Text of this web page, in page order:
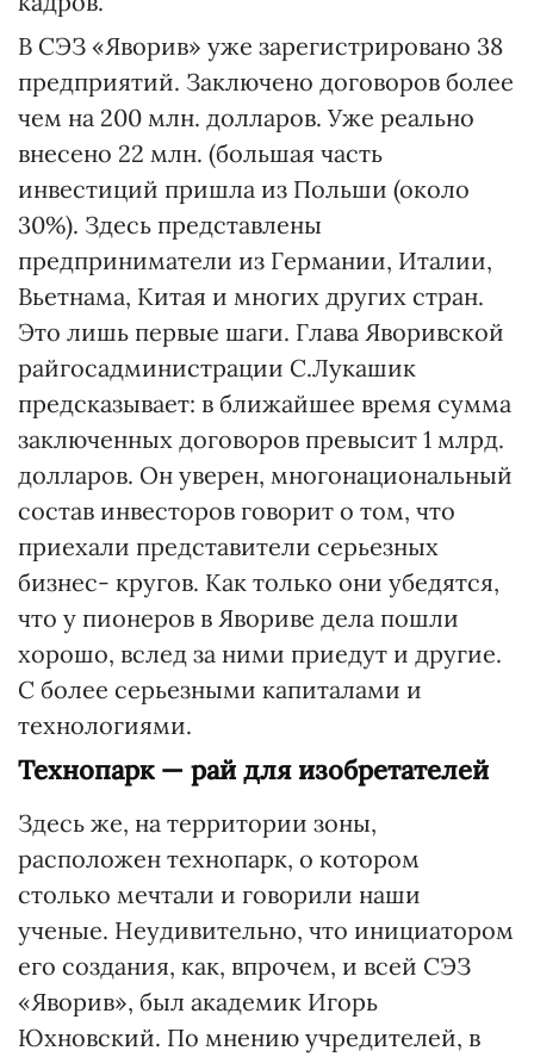
В СЭЗ «Яворив» уже зарегистрировано 38
предприятий. Заключено договоров более
чем на 200 млн. долларов. Уже реально
внесено 22 млн. (большая часть
инвестиций пришла из Польши (около
30%). Здесь представлены
предприниматели из Германии, Италии,
Вьетнама, Китая и многих других стран.
Это лишь первые шаги. Глава Яворивской
райгосадминистрации С.Лукашик
предсказывает: в ближайшее время сумма
заключенных договоров превысит 1 млрд.
долларов. Он уверен, многонациональный
состав инвесторов говорит о том, что
приехали представители серьезных
бизнес- кругов. Как только они убедятся,
что у пионеров в Явориве дела пошли
хорошо, вслед за ними приедут и другие.
С более серьезными капиталами и
технологиями.
Технопарк — рай для изобретателей
Здесь же, на территории зоны,
расположен технопарк, о котором
столько мечтали и говорили наши
ученые. Неудивительно, что инициатором
его создания, как, впрочем, и всей СЭЗ
«Яворив», был академик Игорь
Юхновский. По мнению учредителей, в